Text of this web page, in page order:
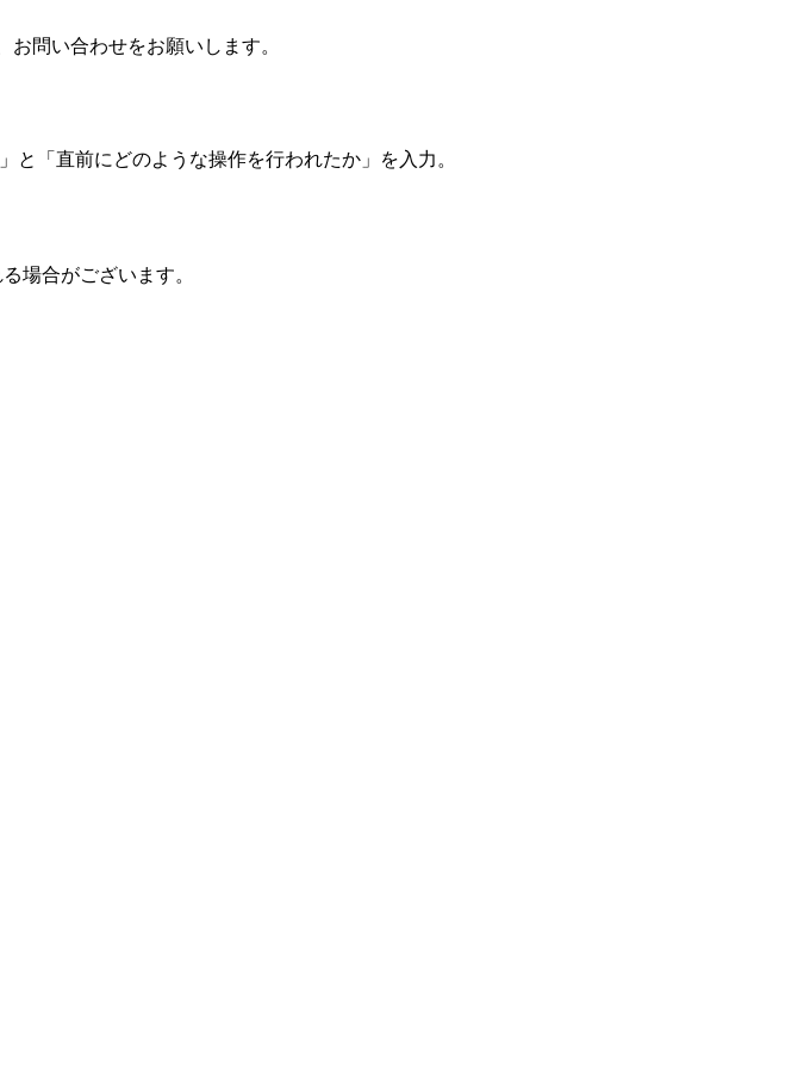
問い合わせをお願いします。
「直前にどのような操作を行われたか」を入力。
場合がございます。